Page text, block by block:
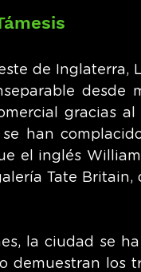
de Inglaterra,
desde
gracias
han
el inglés
Tate
la ciudad se
demuestran los